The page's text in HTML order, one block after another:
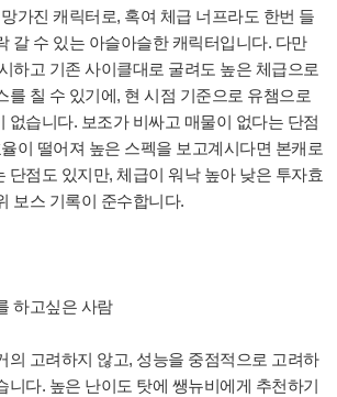
가진 캐릭터로, 혹여 체급 너프라도 한번 들
갈 수 있는 아슬아슬한 캐릭터입니다. 다만
하고 기존 사이클대로 굴려도 높은 체급으로
를 칠 수 있기에, 현 시점 기준으로 유챔으로
없습니다. 보조가 비싸고 매물이 없다는 단점
이 떨어져 높은 스펙을 보고계시다면 본캐로
단점도 있지만, 체급이 워낙 높아 낮은 투자효
보스 기록이 준수합니다.
하고싶은 사람
의 고려하지 않고, 성능을 중점적으로 고려하
니다. 높은 난이도 탓에 쌩뉴비에게 추천하기